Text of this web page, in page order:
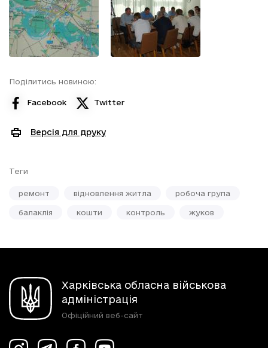
Поділитись новиною:
Facebook Twitter
Версія для друку
Теги
ремонт відновлення житла робоча група
балаклія кошти контроль жуков
Харківська обласна військова
адміністрація
Офіційний веб-сайт